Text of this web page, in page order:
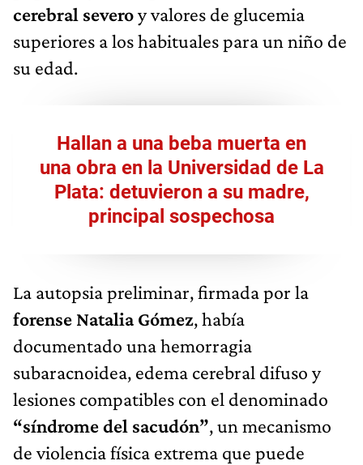
cerebral severoy valores de glucemia
superiores a los habituales para un niño de
su edad.
Hallan a una beba muerta en
una obra en la Universidad de La
Plata: detuvieron a su madre,
principal sospechosa
La autopsia preliminar, firmada por la
forense Natalia Gómez, había
documentado una hemorragia
subaracnoidea, edema cerebral difuso y
lesiones compatibles con el denominado
“síndrome del sacudón”, un mecanismo
de violencia física extrema que puede